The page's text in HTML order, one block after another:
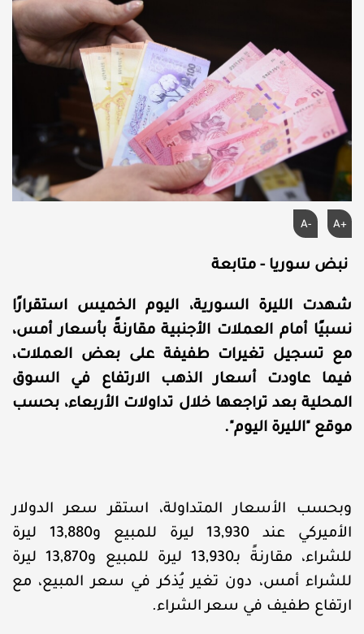
A+
A-
نبض سوريا - متابعة
شهدت الليرة السورية، اليوم الخميس استقرارًا
نسبيًا أمام العملات الأجنبية مقارنةً بأسعار أمس،
مع تسجيل تغيرات طفيفة على بعض العملات،
فيما عاودت أسعار الذهب الارتفاع في السوق
المحلية بعد تراجعها خلال تداولات الأربعاء، بحسب
موقع "الليرة اليوم".
وبحسب الأسعار المتداولة، استقر سعر الدولار
الأميركي عند 13,930 ليرة للمبيع و13,880 ليرة
للشراء، مقارنةً بـ13,930 ليرة للمبيع و13,870 ليرة
للشراء أمس، دون تغير يُذكر في سعر المبيع، مع
ارتفاع طفيف في سعر الشراء.